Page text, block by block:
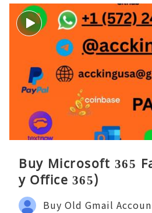
Buy Microsoft 365
y Office 365)
Buy Old Gmail Accoun